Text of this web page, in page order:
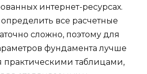
интернет-ресурсах.
все расчетные
сложно, поэтому для
фундамента лучше
практическими таблицами,